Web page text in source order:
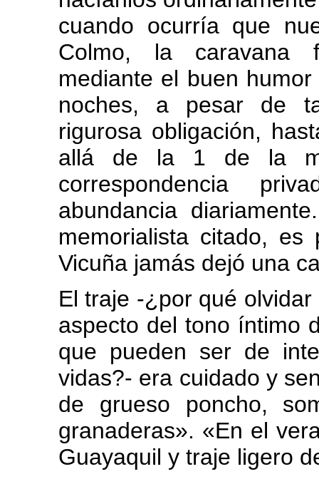
cuando ocurría que
Colmo, la caravana
mediante el buen
noches, a pesar de
rigurosa obligación,
allá de la 1 de la
correspondencia
abundancia
memorialista citado,
Vicuña jamás dejó una
El traje -¿por qué
aspecto del tono íntimo
que pueden ser de
vidas?- era cuidado y
de grueso poncho,
granaderas». «En el
Guayaquil y traje ligero